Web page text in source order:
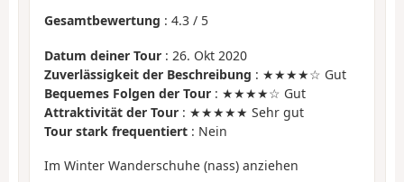
Gesamtbewertung : 4.3 / 5
Datum deiner Tour : 26. Okt 2020
Zuverlässigkeit der Beschreibung : ★★★★☆ Gut
Bequemes Folgen der Tour : ★★★★☆ Gut
Attraktivität der Tour : ★★★★★ Sehr gut
Tour stark frequentiert : Nein
Im Winter Wanderschuhe (nass) anziehen